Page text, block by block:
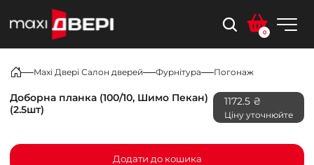
0
Maxi Двері Салон дверей Фурнітура Погонаж
Доборна планка (100/10, Шимо Пекан)
(2.5шт)
1172.5 ₴
Ціну уточнюйте
Додати до кошика